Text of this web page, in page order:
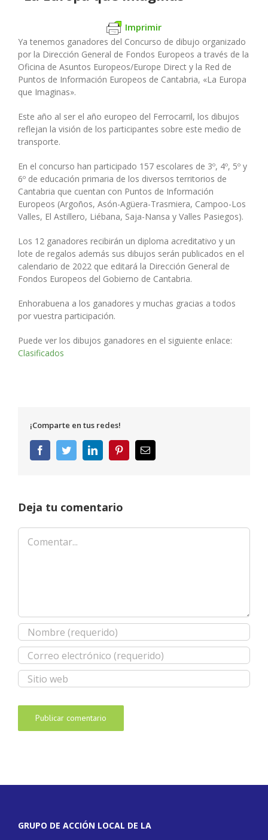
Imprimir
Ya tenemos ganadores del Concurso de dibujo organizado
por la Dirección General de Fondos Europeos a través de la
Oficina de Asuntos Europeos/Europe Direct y la Red de
Puntos de Información Europeos de Cantabria, «La Europa
que Imaginas».
Este año al ser el año europeo del Ferrocarril, los dibujos
reflejan la visión de los participantes sobre este medio de
transporte.
En el concurso han participado 157 escolares de 3º, 4º, 5º y
6º de educación primaria de los diversos territorios de
Cantabria que cuentan con Puntos de Información
Europeos (Argoños, Asón-Agüera-Trasmiera, Campoo-Los
Valles, El Astillero, Liébana, Saja-Nansa y Valles Pasiegos).
Los 12 ganadores recibirán un diploma acreditativo y un
lote de regalos además sus dibujos serán publicados en el
calendario de 2022 que editará la Dirección General de
Fondos Europeos del Gobierno de Cantabria.
Enhorabuena a los ganadores y muchas gracias a todos
por vuestra participación.
Puede ver los dibujos ganadores en el siguiente enlace:
Clasificados
¡Comparte en tus redes!
FacebookTwitterLinkedInPinterestCorreo
electrónico
Deja tu comentario
Comentar
GRUPO DE ACCIÓN LOCAL DE LA